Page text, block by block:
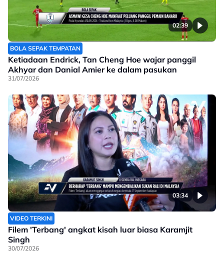
02:39
BOLA SEPAK TEMPATAN
Ketiadaan Endrick, Tan Cheng Hoe wajar panggil
Akhyar dan Danial Amier ke dalam pasukan
31/07/2026
03:34
VIDEO TERKINI
Filem 'Terbang' angkat kisah luar biasa Karamjit
Singh
30/07/2026